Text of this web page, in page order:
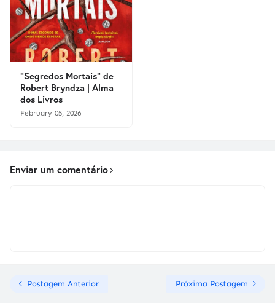
"Segredos Mortais" de
Robert Bryndza | Alma
dos Livros
February 05, 2026
Enviar um comentário
Postagem Anterior Próxima Postagem